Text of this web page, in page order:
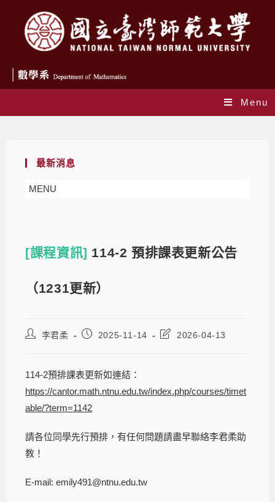
Menu
最新消息
MENU
[課程資訊] 114-2 預排課表更新公告
（1231更新）
李君柔 2025-11-14 2026-04-13
114-2預排課表更新如連結：
https://cantor.math.ntnu.edu.tw/index.php/courses/timet
able/?term=1142
請各位同學先行預排，有任何問題請盡早聯絡李君柔助
教！
E-mail: emily491@ntnu.edu.tw